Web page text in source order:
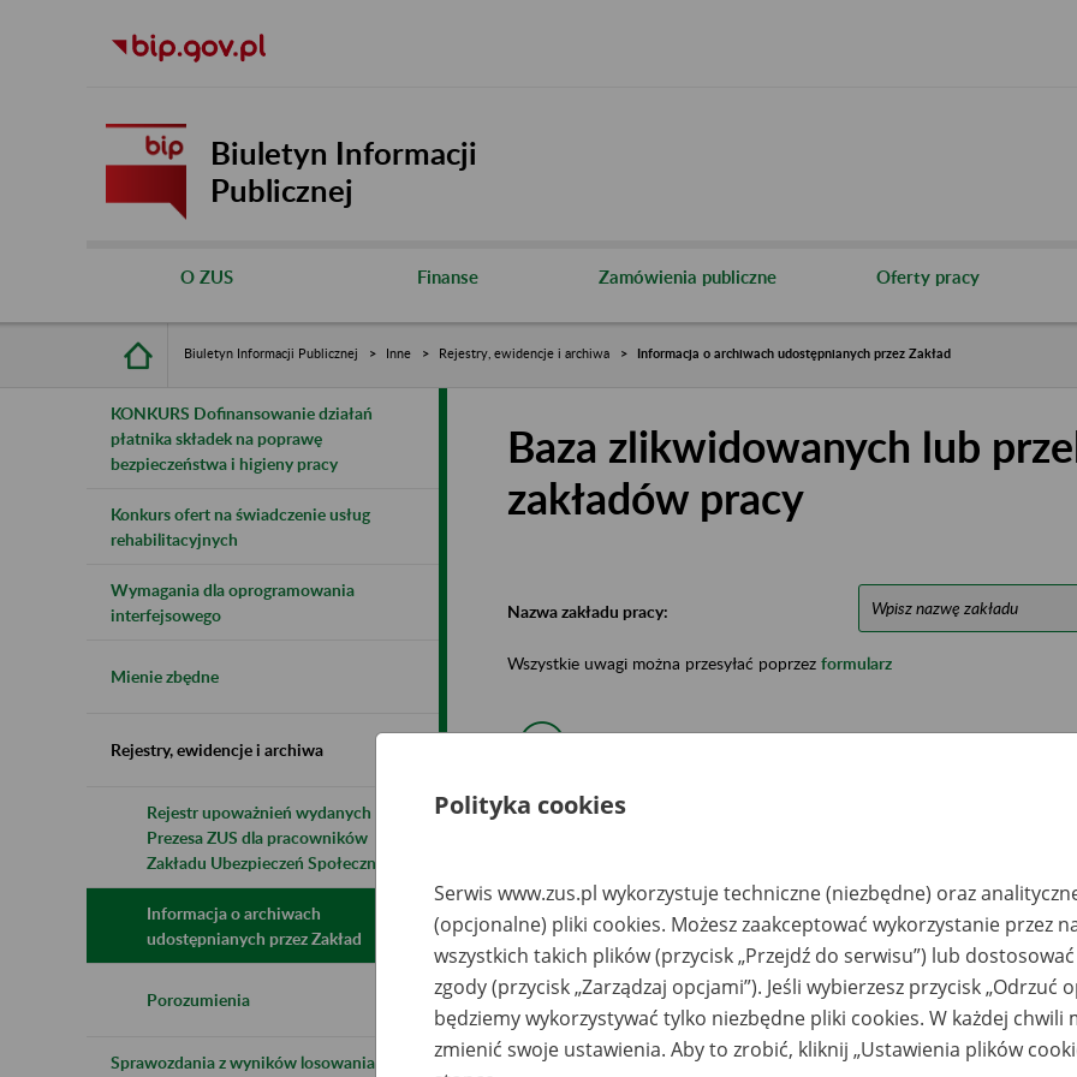
Biuletyn Informacji
Publicznej
O ZUS Finanse Zamówienia publiczne Oferty pracy
Biuletyn Informacji Publicznej Inne Rejestry, ewidencje i archiwa Informacja o archiwach udostępnianych przez Zakład
KONKURS Dofinansowanie działań
płatnika składek na poprawę
bezpieczeństwa i higieny pracy
Konkurs ofert na świadczenie usług
rehabilitacyjnych
Wymagania dla oprogramowania
interfejsowego
Mienie zbędne
Rejestry, ewidencje i archiwa
Rejestr upoważnień wydanych przez
Prezesa ZUS dla pracowników
Zakładu Ubezpieczeń Społecznych
Informacja o archiwach
udostępnianych przez Zakład
Porozumienia
Sprawozdania z wyników losowania do
Baza zlikwidowanych lub
zakładów pracy
Nazwa zakładu pracy:
Wszystkie uwagi można przesyłać poprzez formularz
zakładu pracy
dokumentów
państwowym
K&N
Przedsiębiorstwo
Usług Górniczych
Spółka z o.o. w
likwidacji, Bartnica,
Bartnica 70
(dokumentacja w
Archiwum Państwowe
w Warszawie -
Archiwum
Dokumentacji
Osobowej i Płacowej
w Milanówku, ul.
Stefana Okrzei 1, 05-
Polityka cookies
Serwis www.zus.pl wykorzystuje techniczne (niezbędne) oraz
(opcjonalne) pliki cookies. Możesz zaakceptować wykorzystanie przez
wszystkich takich plików (przycisk „Przejdź do serwisu”) lub
zgody (przycisk „Zarządzaj opcjami”). Jeśli wybierzesz przycisk „Odrzuć
będziemy wykorzystywać tylko niezbędne pliki cookies. W każdej chwili
zmienić swoje ustawienia. Aby to zrobić, kliknij „Ustawienia plików